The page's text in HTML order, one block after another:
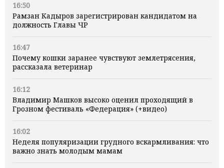
16:50
Рамзан Кадыров зарегистрирован кандидатом на
должность Главы ЧР
16:47
Почему кошки заранее чувствуют землетрясения,
рассказала ветеринар
16:12
Владимир Машков высоко оценил проходящий в
Грозном фестиваль «Федерация» (+видео)
16:02
Неделя популяризации грудного вскармливания: что
важно знать молодым мамам